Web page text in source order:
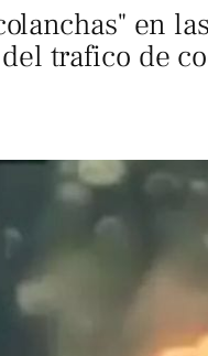
en
trafico de